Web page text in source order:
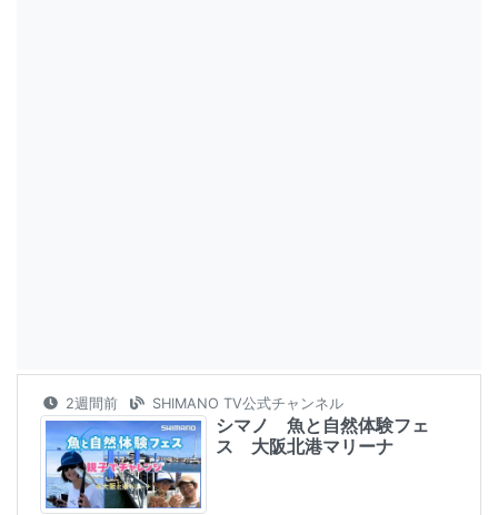
2週間前 SHIMANO TV公式チャンネル
シマノ 魚と自然体験フェ
ス 大阪北港マリーナ